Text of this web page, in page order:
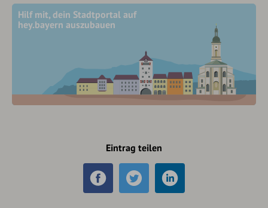
Hilf mit, dein Stadtportal auf
hey.bayern auszubauen
Eintrag teilen